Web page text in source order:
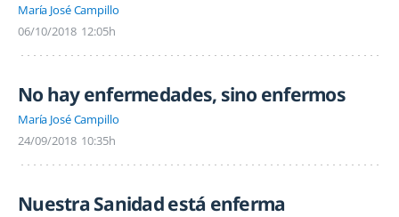
María José Campillo
06/10/2018 12:05h
No hay enfermedades, sino enfermos
María José Campillo
24/09/2018 10:35h
Nuestra Sanidad está enferma